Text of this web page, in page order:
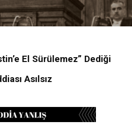
El Sürülemez” Dediği
Asılsız